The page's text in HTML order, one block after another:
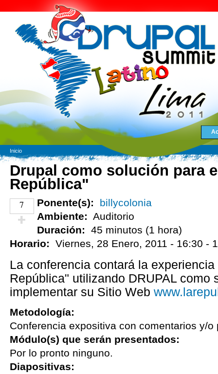
Inicio
Drupal como solución para
República"
7
¡Vota positivo!
Ponente(s):
billycolonia
Ambiente: Auditorio
Duración:
45 minutos (1 hora)
Horario:
Viernes, 28 Enero, 2011 - 16:30 -
La conferencia contará la
República" utilizando DRUPAL como
implementar su Sitio Web
Metodología:
Conferencia expositiva con comentarios y/
Módulo(s) que serán presentados:
Por lo pronto ninguno.
Diapositivas: